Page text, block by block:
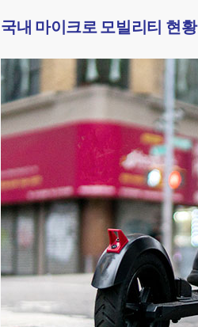
국내 마이크로 모빌리티 현황